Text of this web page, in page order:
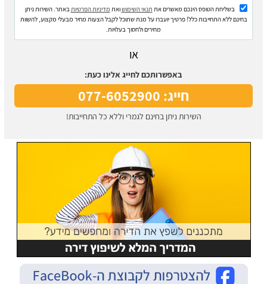
בשליחת הטופס הינכם מאשרים את תנאי השימושואת מדיניות הפרטיות באתר. השירות ניתן
בחינם ללא התחייבות כלל! פרטיך יועברו על מנת שתוכל לקבל הצעות מחיר מבעלי מקצוע, להשוות
מחירים ולחסוך בעלויות.
או
באפשרותכם לחייג אלינו כעת:
חייג: 077-6052900
השירות ניתן בחינם לגמרי וללא כל התחייבות!